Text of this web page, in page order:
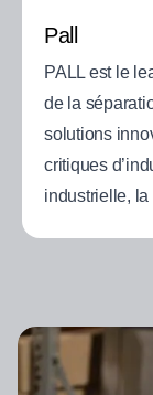
Pall
PALL est le
de la
solutions
critiques
industrielle, la